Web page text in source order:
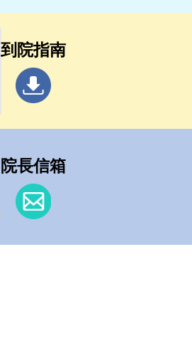
到院指南
院長信箱